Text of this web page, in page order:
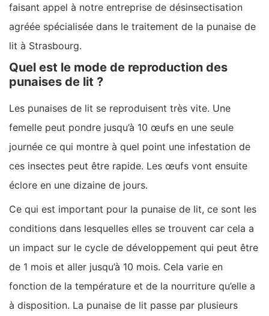
faisant appel à notre entreprise de désinsectisation
agréée spécialisée dans le traitement de la punaise de
lit à Strasbourg.
Quel est le mode de reproduction des
punaises de lit ?
Les punaises de lit se reproduisent très vite. Une
femelle peut pondre jusqu’à 10 œufs en une seule
journée ce qui montre à quel point une infestation de
ces insectes peut être rapide. Les œufs vont ensuite
éclore en une dizaine de jours.
Ce qui est important pour la punaise de lit, ce sont les
conditions dans lesquelles elles se trouvent car cela a
un impact sur le cycle de développement qui peut être
de 1 mois et aller jusqu’à 10 mois. Cela varie en
fonction de la température et de la nourriture qu’elle a
à disposition. La punaise de lit passe par plusieurs